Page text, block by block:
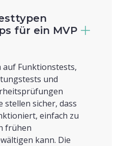
für ein MVP
Funktionstests,
und
stellen sicher, dass
einfach zu
frühen
kann. Die